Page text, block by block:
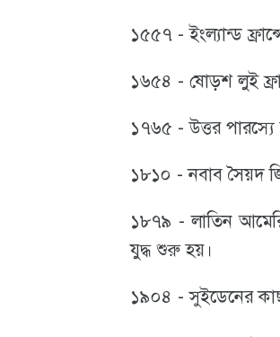
১৫৫৭ - ইংল্যান্ড
১৬৫৪ - ষোড়শ লুই
১৭৬৫ - উত্তর
১৮১০ - নবাব সৈয়দ
১৮৭৯ - লাতিন
যুদ্ধ শুরু হয়।
১৯০৪ - সুইডেনের